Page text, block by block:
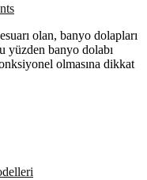
olan, banyo dolapları
yüzden banyo dolabı
olmasına dikkat